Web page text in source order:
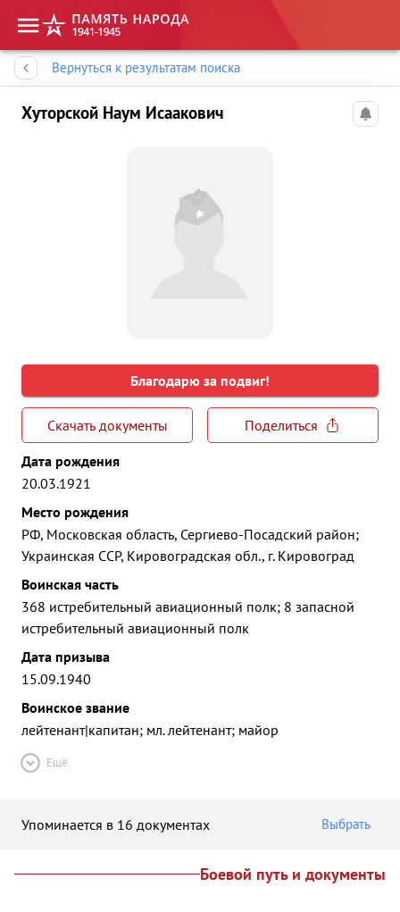
Вернуться к результатам поиска
Хуторской Наум Исаакович
Благодарю за подвиг!
Скачать документы
Поделиться
Дата рождения
20.03.1921
Место рождения
РФ, Московская область, Сергиево-Посадский район;
Украинская ССР, Кировоградская обл., г. Кировоград
Воинская часть
368 истребительный авиационный полк; 8 запасной
истребительный авиационный полк
Дата призыва
15.09.1940
Воинское звание
лейтенант|капитан; мл. лейтенант; майор
Ещё
Упоминается в 16 документах Выбрать
Боевой путь и документы
Память народа